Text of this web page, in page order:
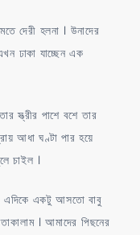
দেরী হলনা । উনাদের
ঢাকা যাচ্ছেন এক
পাশে বশে তার
আধা ঘণ্টা পার হয়ে
চাইল ।
এদিকে একটু আসতো বাবু
। আমাদের পিছনের